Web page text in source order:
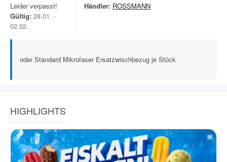
Leider verpasst!
Gültig: 28.01. -
02.02.
Händler: ROSSMANN
oder Standard Mikrofaser Ersatzwischbezug je Stück
HIGHLIGHTS